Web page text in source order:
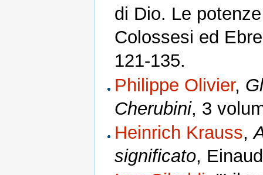
di Dio. Le
Colossesi ed
121-135.
Philippe Olivier,
Cherubini, 3
Heinrich Krauss,
significato,